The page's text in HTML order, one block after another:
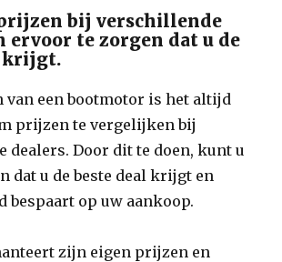
bij verschillende
ervoor te zorgen dat u de
krijgt.
van een bootmotor is het altijd
prijzen te vergelijken bij
dealers. Door dit te doen, kunt u
dat u de beste deal krijgt en
bespaart op uw aankoop.
zijn eigen prijzen en